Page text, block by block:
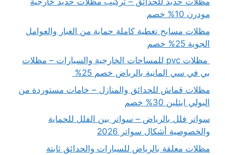
مودرن 10% خصم
مظلات مسابح تغطية كاملة حماية من الغبار والعوامل
الجوية 25% خصم
مظلات pvc للمساحات الخارجية والسيارات – مظلات
بي في سي المانية بالرياض خصم 25%
مظلات قماش للحدائق والمنازل – خامات مستوردة من
البولي ايثلين 30% خصم
سواتر فلل بالرياض – سواتر بين الفلل للحماية
والخصوصية أشكال سواتر 2026
مظلات معلقة بالرياض للسيارات والحدائق ثابتة